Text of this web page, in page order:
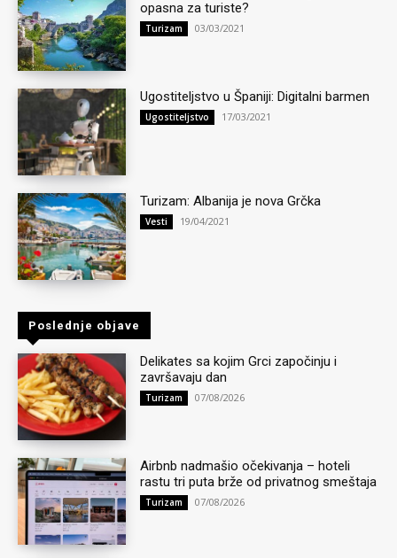
opasna za turiste?
Turizam 03/03/2021
Ugostiteljstvo u Španiji: Digitalni barmen
Ugostiteljstvo 17/03/2021
Turizam: Albanija je nova Grčka
Vesti 19/04/2021
Poslednje objave
Delikates sa kojim Grci započinju i
završavaju dan
Turizam 07/08/2026
Airbnb nadmašio očekivanja – hoteli
rastu tri puta brže od privatnog smeštaja
Turizam 07/08/2026